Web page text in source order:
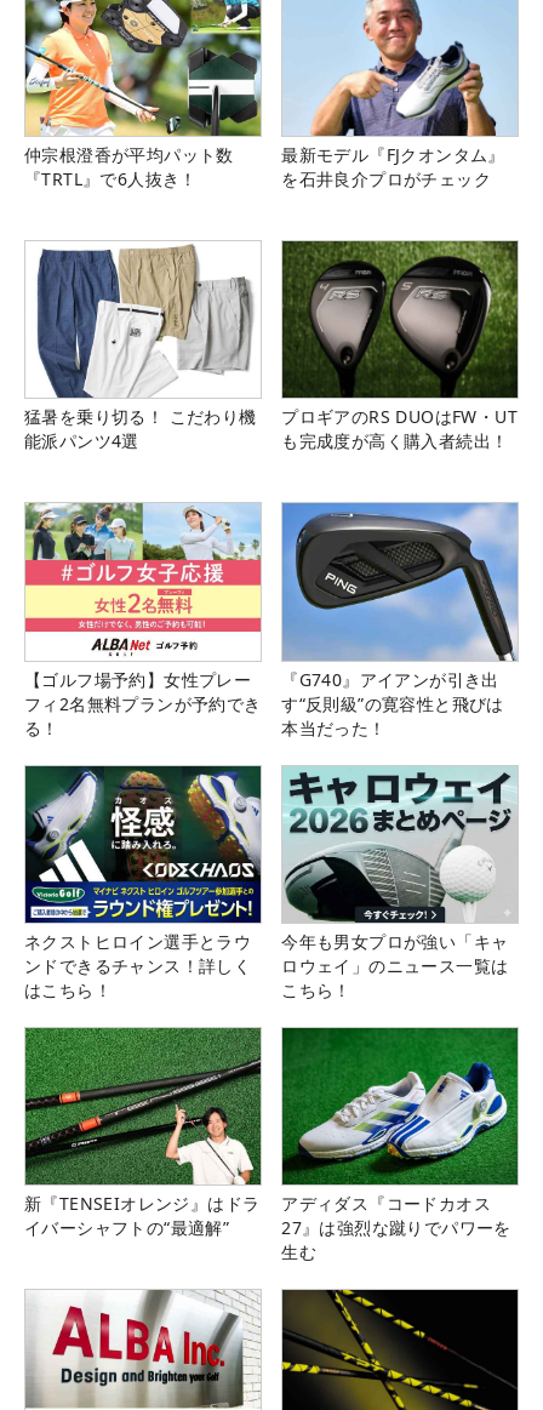
仲宗根澄香が平均パット数
『TRTL』で6人抜き！
最新モデル『FJクオンタム』
を石井良介プロがチェック
猛暑を乗り切る！ こだわり機
能派パンツ4選
プロギアのRS DUOはFW・UT
も完成度が高く購入者続出！
【ゴルフ場予約】女性プレー
フィ2名無料プランが予約でき
る！
『G740』アイアンが引き出
す“反則級”の寛容性と飛びは
本当だった！
ネクストヒロイン選手とラウ
ンドできるチャンス！詳しく
はこちら！
今年も男女プロが強い「キャ
ロウェイ」のニュース一覧は
こちら！
新『TENSEIオレンジ』はドラ
イバーシャフトの“最適解”
アディダス『コードカオス
27』は強烈な蹴りでパワーを
生む